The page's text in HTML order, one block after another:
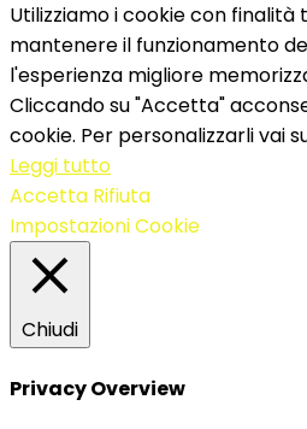
Utilizziamo i cookie con
mantenere il funzionamento
l'esperienza migliore
Cliccando su "Accetta"
cookie. Per personalizzarli vai
Leggi tutto
Accetta Rifiuta
Impostazioni Cookie
Chiudi
Privacy Overview